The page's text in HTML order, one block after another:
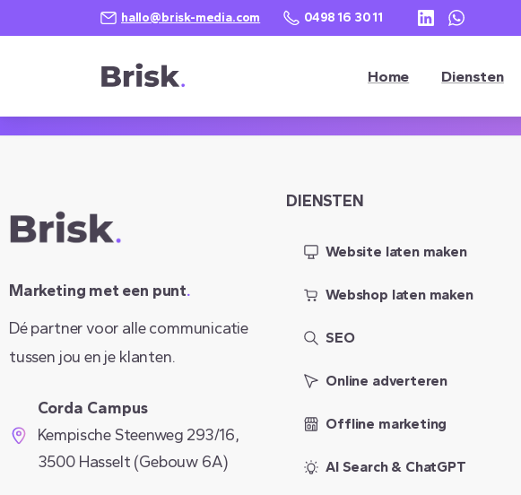
hallo@brisk-media.com 0498 16 30 11
Home Diensten
hallo@brisk-media.com
Marketing met een punt.
Dé partner voor alle communicatie
tussen jou en je klanten.
Corda Campus
Kempische Steenweg 293/16,
3500 Hasselt (Gebouw 6A)
DIENSTEN
Website laten maken
Webshop laten maken
SEO
Online adverteren
Offline marketing
AI Search & ChatGPT